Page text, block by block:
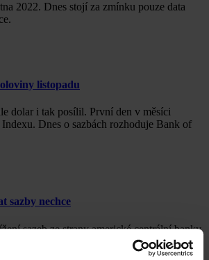
2022. Dnes stojí za zmínku pouze data
listopadu
dolar i tak posílil. První den v měsíci
Dnes o sazbách rozhoduje Bank of
sazby nechce
sazeb ze strany americké centrální banky
posílil pod úroveň 1,0800 EURUSD.